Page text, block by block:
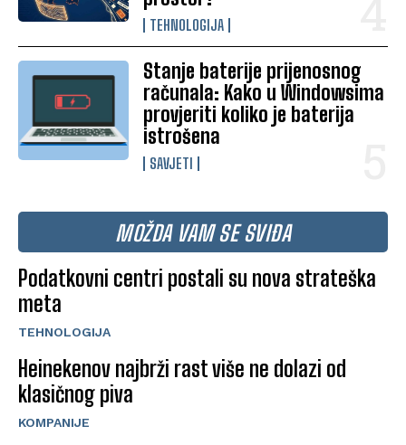
TEHNOLOGIJA
Stanje baterije prijenosnog
računala: Kako u Windowsima
provjeriti koliko je baterija
istrošena
SAVJETI
MOŽDA VAM SE SVIĐA
Podatkovni centri postali su nova strateška
meta
TEHNOLOGIJA
Heinekenov najbrži rast više ne dolazi od
klasičnog piva
KOMPANIJE